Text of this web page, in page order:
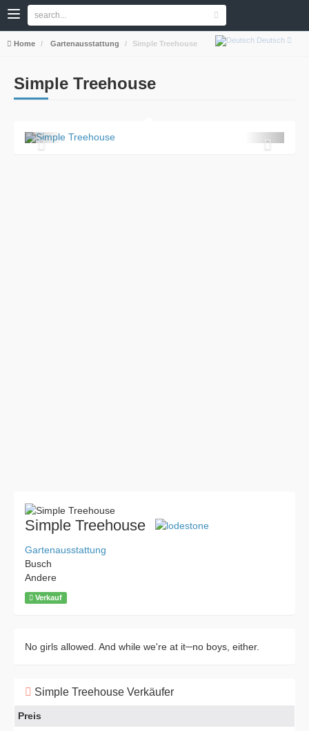
Deutsch
Home Gartenausstattung Simple Treehouse
Simple Treehouse
Simple Treehouse
Gartenausstattung
Busch
Andere
Verkauf
No girls allowed. And while we're at it─no boys, either.
Simple Treehouse Verkäufer
Preis